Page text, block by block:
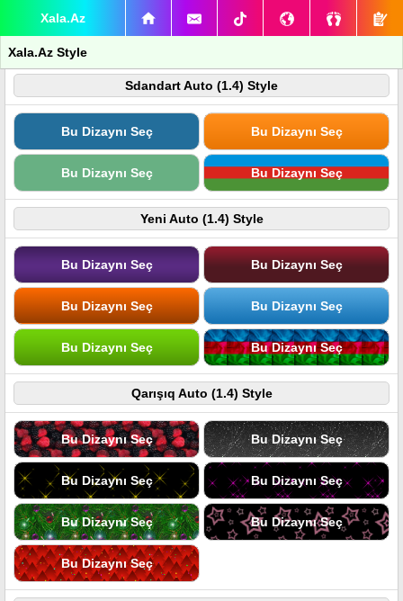
Xala.Az
Xala.Az Style
Sdandart Auto (1.4) Style
Bu Dizaynı Seç Bu Dizaynı Seç
Bu Dizaynı Seç Bu Dizaynı Seç
Yeni Auto (1.4) Style
Bu Dizaynı Seç Bu Dizaynı Seç
Bu Dizaynı Seç Bu Dizaynı Seç
Bu Dizaynı Seç Bu Dizaynı Seç
Qarışıq Auto (1.4) Style
Bu Dizaynı Seç Bu Dizaynı Seç
Bu Dizaynı Seç Bu Dizaynı Seç
Bu Dizaynı Seç Bu Dizaynı Seç
Bu Dizaynı Seç